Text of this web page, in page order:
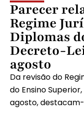
Parecer
Regime
Diplomas
Decreto-Lei
agosto
Da revisão do
do Ensino
agosto,